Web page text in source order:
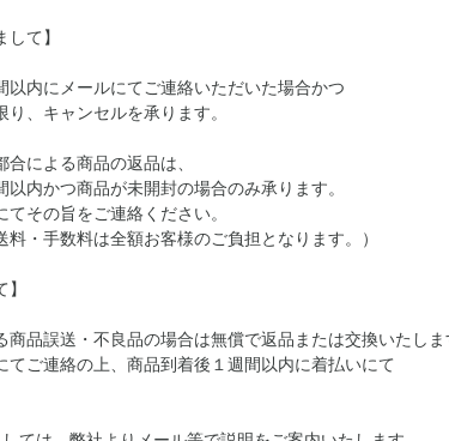
て】
内にメールにてご連絡いただいた場合かつ
、キャンセルを承ります。
による商品の返品は、
内かつ商品が未開封の場合のみ承ります。
その旨をご連絡ください。
・手数料は全額お客様のご負担となります。）
品誤送・不良品の場合は無償で返品または交換いたしま
ご連絡の上、商品到着後１週間以内に着払いにて